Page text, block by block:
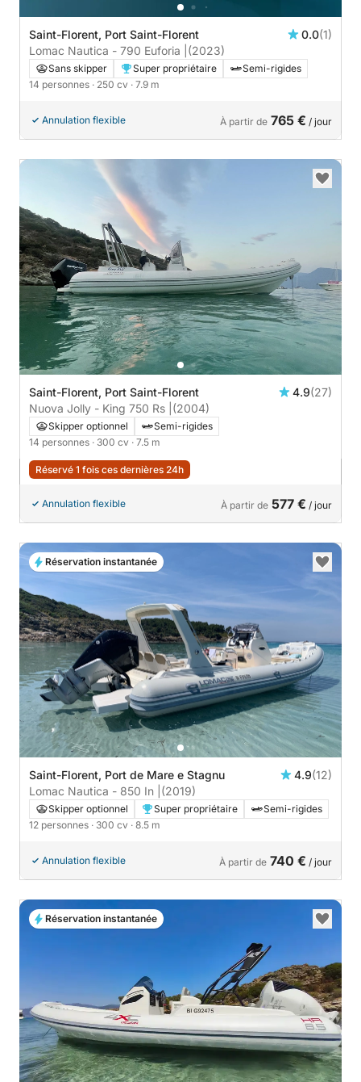
Saint-Florent, Port Saint-Florent 0.0(1)
Lomac Nautica - 790 Euforia | (2023)
Sans skipper Super propriétaire
Semi-rigides
14 personnes · 250 cv · 7.9 m
Annulation flexible À partir de 765 € / jour
Saint-Florent, Port Saint-Florent 4.9(27)
Nuova Jolly - King 750 Rs | (2004)
Skipper optionnel
Semi-rigides
14 personnes · 300 cv · 7.5 m
Réservé 1 fois ces dernières 24h
Annulation flexible À partir de 577 € / jour
Saint-Florent, Port de Mare e Stagnu 4.9(12)
Lomac Nautica - 850 In | (2019)
Skipper optionnel Super propriétaire
Semi-rigides
12 personnes · 300 cv · 8.5 m
Annulation flexible À partir de 740 € / jour
Réservation instantanée
Réservation instantanée